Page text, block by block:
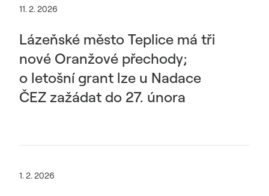
11. 2. 2026
Lázeňské město Teplice má tři
nové Oranžové přechody;
o letošní grant lze u Nadace
ČEZ zažádat do 27. února
1. 2. 2026